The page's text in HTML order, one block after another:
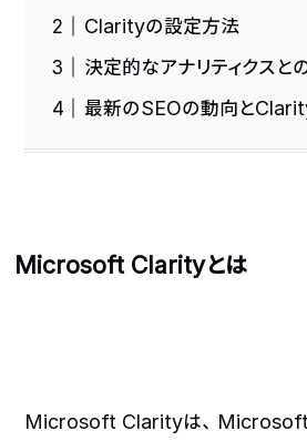
Clarityの設定方法
決定的なアナリティクスと
最新のSEOの動向と
Microsoft Clarityとは
Microsoft Clarityは、Microsoft